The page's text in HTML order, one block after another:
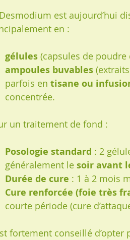
est aujourd’hui
en :
gélules (capsules de poudre
ampoules buvables
parfois en tisane ou
concentrée.
un traitement de fond :
Posologie standard : 2
généralement le soir avant
Durée de cure : 1 à 2 mois
Cure renforcée (foie très
courte période (cure
fortement conseillé d’opter